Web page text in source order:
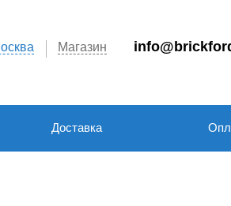
Магазин
Доставка